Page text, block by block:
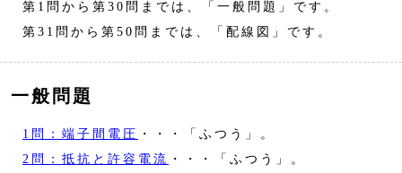
第1問から第30問までは、「一般問題」です。
第31問から第50問までは、「配線図」です。
一般問題
1問：端子間電圧 ・・・「ふつう」。
2問：抵抗と許容電流 ・・・「ふつう」。